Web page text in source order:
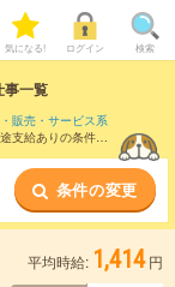
気になる! ログイン 検索
事一覧
販売・サービス系
支給ありの条件の
条件の変更
平均時給: 1,414 円